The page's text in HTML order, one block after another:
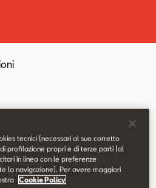
di serie
tecnici (necessari al suo corretto
profilazione propri e di terze parti (al
in linea con le preferenze
la navigazione). Per avere maggiori
Cookie Policy